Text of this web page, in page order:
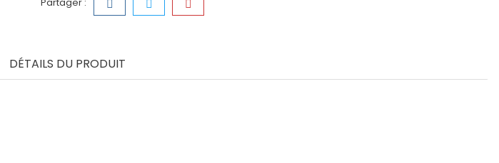
DÉTAILS DU PRODUIT